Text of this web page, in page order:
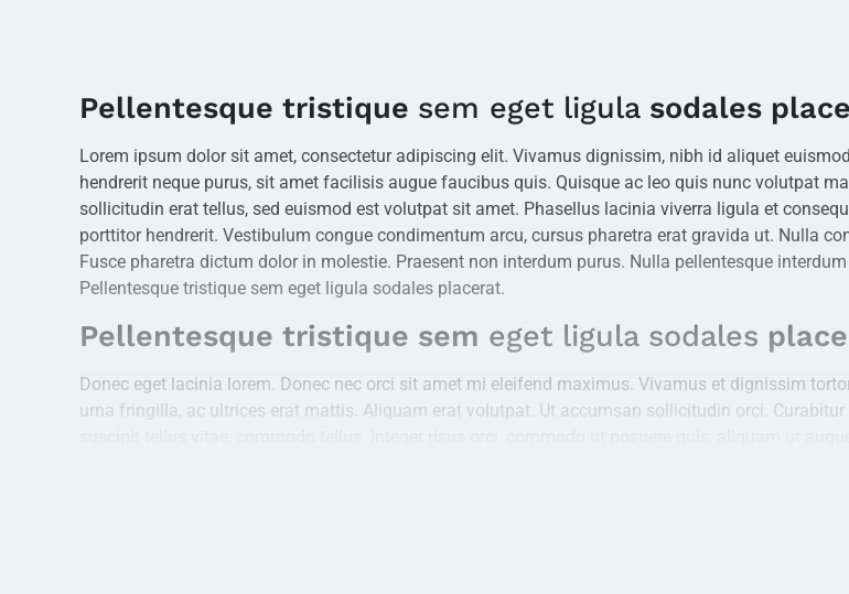
Pellentesque tristique sem eget ligula sodales
Lorem ipsum dolor sit amet, consectetur adipiscing elit. Vivamus dignissim, nibh id aliquet
hendrerit neque purus, sit amet facilisis augue faucibus quis. Quisque ac leo quis nunc volutpat
sollicitudin erat tellus, sed euismod est volutpat sit amet. Phasellus lacinia viverra ligula et
porttitor hendrerit. Vestibulum congue condimentum arcu, cursus pharetra erat gravida ut. Nulla
Fusce pharetra dictum dolor in molestie. Praesent non interdum purus. Nulla pellentesque
Pellentesque tristique sem eget ligula sodales placerat.
Pellentesque tristique sem eget ligula sodales
Donec eget lacinia lorem. Donec nec orci sit amet mi eleifend maximus. Vivamus et dignissim
urna fringilla, ac ultrices erat mattis. Aliquam erat volutpat. Ut accumsan sollicitudin orci.